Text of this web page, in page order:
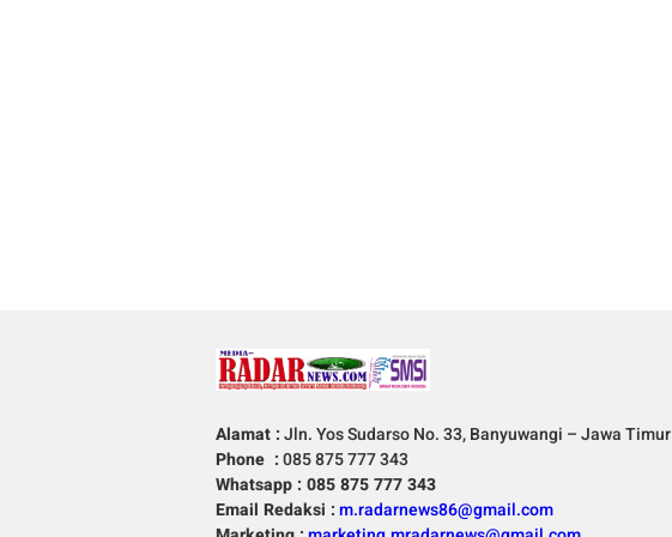
Alamat :Jln. Yos Sudarso No. 33, Banyuwangi – Jawa Timur
Phone :085 875 777 343
Whatsapp : 085 875 777 343
Email Redaksi :m.radarnews86@gmail.com